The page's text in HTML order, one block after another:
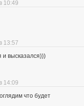
10:49
13:57
и высказался)))
14:09
что будет